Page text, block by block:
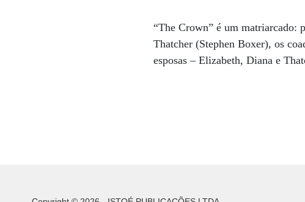
“The Crown” é um matriarcado:
Thatcher (Stephen Boxer), os
esposas – Elizabeth, Diana e